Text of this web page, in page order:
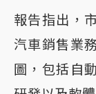
報告指出，
汽車銷售業
圖，包括自